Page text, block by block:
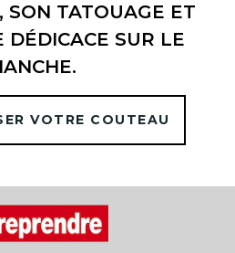
SON TATOUAGE ET
DÉDICACE SUR LE
VOTRE COUTEAU